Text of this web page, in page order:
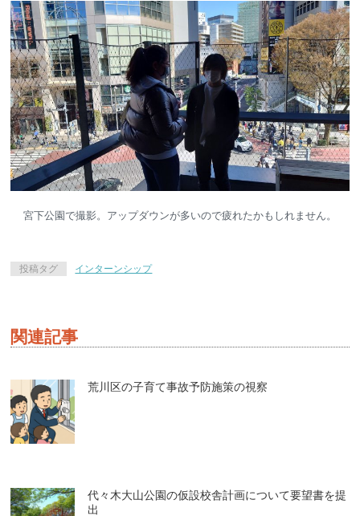
宮下公園で撮影。アップダウンが多いので疲れたかもしれません。
投稿タグ インターンシップ
関連記事
荒川区の子育て事故予防施策の視察
代々木大山公園の仮設校舎計画について要望書を提
出